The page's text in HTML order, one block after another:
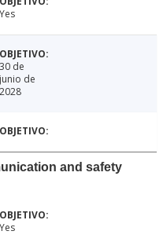
Yes
30 de
junio de
2028
and safety
Yes